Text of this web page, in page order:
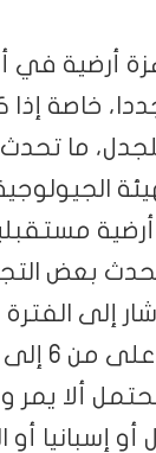
أرضية في
خاصة إذا
ما تحدث
أرضية
7 درجات .
ألا يمر
أو إسبانيا